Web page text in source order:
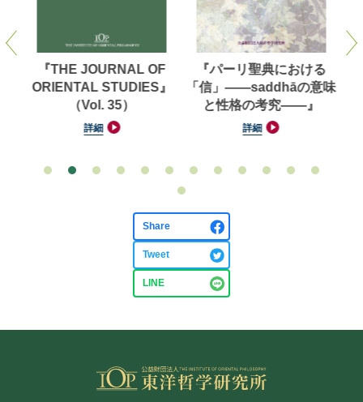
『THE JOURNAL OF
ORIENTAL STUDIES』
（Vol. 35）
詳細
『パーリ聖典における
「信」——saddhāの意味
と性格の考究——』
詳細
Share
Tweet
LINE